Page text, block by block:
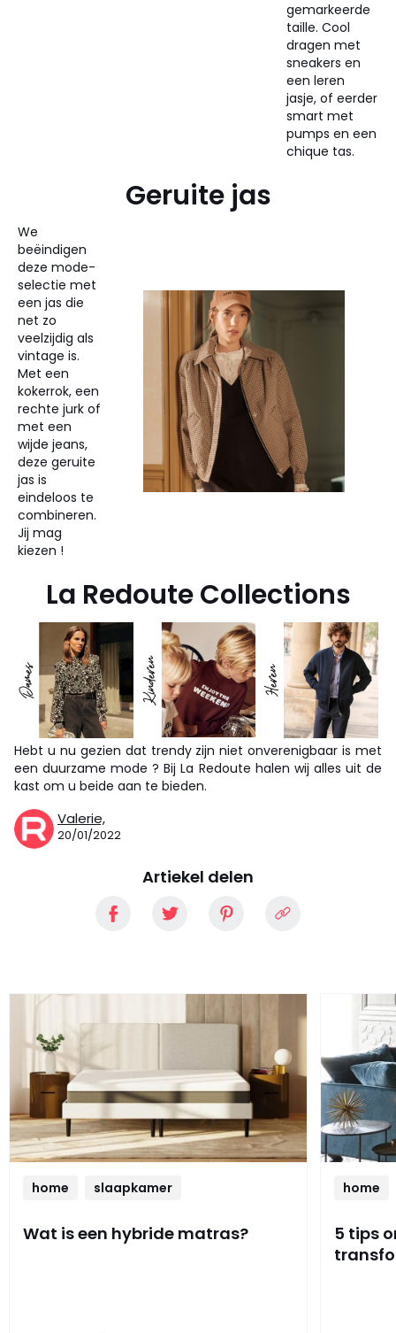
gemarkeerde
taille. Cool
dragen met
sneakers en
een leren
jasje, of eerder
smart met
pumps en een
chique tas.
Geruite jas
We
beëindigen
deze mode-
selectie met
een jas die
net zo
veelzijdig als
vintage is.
Met een
kokerrok, een
rechte jurk of
met een
wijde jeans,
deze geruite
jas is
eindeloos te
combineren.
Jij mag
kiezen !
La Redoute Collections
Hebt u nu gezien dat trendy zijn niet onverenigbaar is met
een duurzame mode ? Bij La Redoute halen wij alles uit de
kast om u beide aan te bieden.
Valerie,
20/01/2022
Artiekel delen
home slaapkamer
Wat is een hybride matras?
home
5 tips